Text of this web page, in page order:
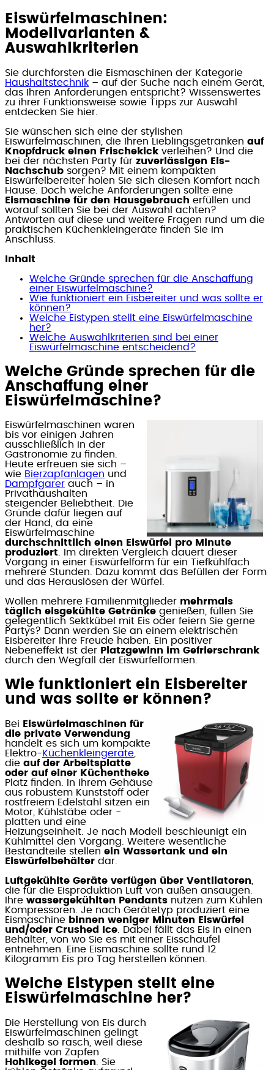
Eiswürfelmaschinen:
Modellvarianten &
Auswahlkriterien
Sie durchforsten die Eismaschinen der Kategorie
Haushaltstechnik – auf der Suche nach einem Gerät,
das Ihren Anforderungen entspricht? Wissenswertes
zu ihrer Funktionsweise sowie Tipps zur Auswahl
entdecken Sie hier.
Sie wünschen sich eine der stylishen
Eiswürfelmaschinen, die Ihren Lieblingsgetränken auf
Knopfdruck einen Frischekick verleihen? Und die
bei der nächsten Party für zuverlässigen Eis-
Nachschub sorgen? Mit einem kompakten
Eiswürfelbereiter holen Sie sich diesen Komfort nach
Hause. Doch welche Anforderungen sollte eine
Eismaschine für den Hausgebrauch erfüllen und
worauf sollten Sie bei der Auswahl achten?
Antworten auf diese und weitere Fragen rund um die
praktischen Küchenkleingeräte finden Sie im
Anschluss.
Inhalt
Welche Gründe sprechen für die Anschaffung
einer Eiswürfelmaschine?
Wie funktioniert ein Eisbereiter und was sollte er
können?
Welche Eistypen stellt eine Eiswürfelmaschine
her?
Welche Auswahlkriterien sind bei einer
Eiswürfelmaschine entscheidend?
Welche Gründe sprechen für die
Anschaffung einer
Eiswürfelmaschine?
Eiswürfelmaschinen waren
bis vor einigen Jahren
ausschließlich in der
Gastronomie zu finden.
Heute erfreuen sie sich –
wie Bierzapfanlagen und
Dampfgarer auch – in
Privathaushalten
steigender Beliebtheit. Die
Gründe dafür liegen auf
der Hand, da eine
Eiswürfelmaschine
durchschnittlich einen Eiswürfel pro Minute
produziert. Im direkten Vergleich dauert dieser
Vorgang in einer Eiswürfelform für ein Tiefkühlfach
mehrere Stunden. Dazu kommt das Befüllen der Form
und das Herauslösen der Würfel.
Wollen mehrere Familienmitglieder mehrmals
täglich eisgekühlte Getränke genießen, füllen Sie
gelegentlich Sektkübel mit Eis oder feiern Sie gerne
Partys? Dann werden Sie an einem elektrischen
Eisbereiter Ihre Freude haben. Ein positiver
Nebeneffekt ist der Platzgewinn im Gefrierschrank
durch den Wegfall der Eiswürfelformen.
Wie funktioniert ein Eisbereiter
und was sollte er können?
Bei
Eiswürfelmaschinen für
die private Verwendung
handelt es sich um kompakte
Elektro-Küchenkleingeräte,
die auf der Arbeitsplatte
oder auf einer Küchentheke
Platz finden. In ihrem Gehäuse
aus robustem Kunststoff oder
rostfreiem Edelstahl sitzen ein
Motor, Kühlstäbe oder -
platten und eine
Heizungseinheit. Je nach Modell beschleunigt ein
Kühlmittel den Vorgang. Weitere wesentliche
Bestandteile stellen ein Wassertank und ein
Eiswürfelbehälter dar.
Luftgekühlte Geräte verfügen über Ventilatoren,
die für die Eisproduktion Luft von außen ansaugen.
Ihre wassergekühlten Pendants nutzen zum Kühlen
Kompressoren. Je nach Gerätetyp produziert eine
Eismaschine binnen weniger Minuten Eiswürfel
und/oder Crushed Ice. Dabei fällt das Eis in einen
Behälter, von wo Sie es mit einer Eisschaufel
entnehmen. Eine Eismaschine sollte rund 12
Kilogramm Eis pro Tag herstellen können.
Welche Eistypen stellt eine
Eiswürfelmaschine her?
Die Herstellung von Eis durch
Eiswürfelmaschinen gelingt
deshalb so rasch, weil diese
mithilfe von Zapfen
Hohlkegel formen . Sie